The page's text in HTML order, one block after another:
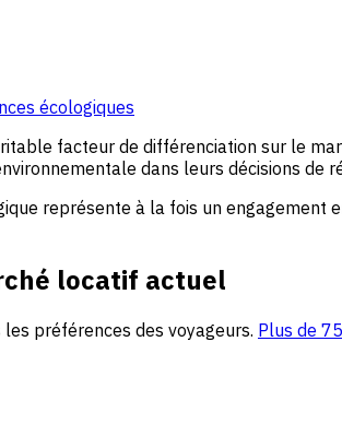
écologiques
facteur de différenciation sur le
dans leurs décisions de
représente à la fois un
locatif actuel
préférences des voyageurs. Plus de